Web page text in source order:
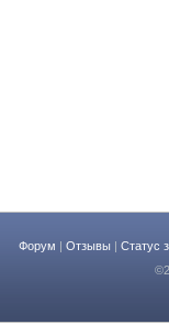
Форум |Отзывы |Статус